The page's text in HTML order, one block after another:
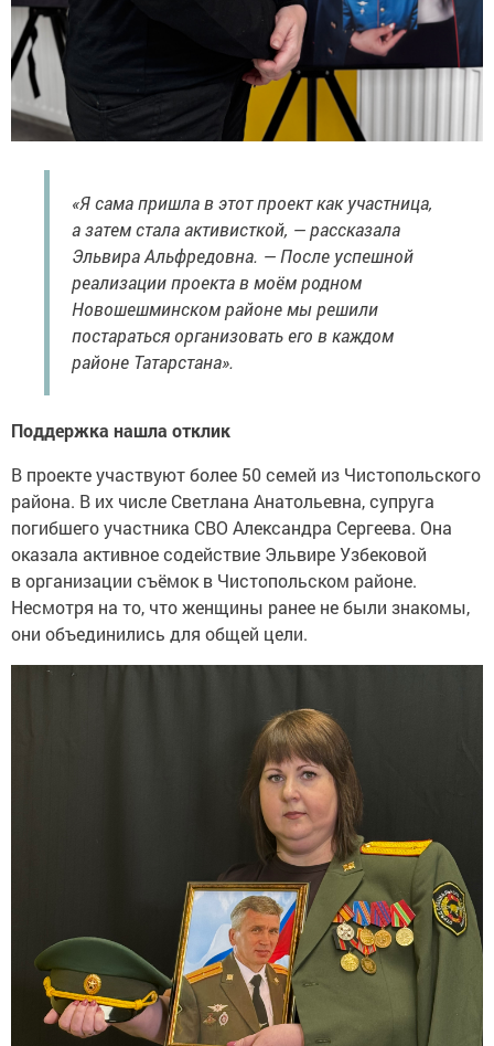
«Я сама пришла в этот проект как участница,
а затем стала активисткой, — рассказала
Эльвира Альфредовна. — После успешной
реализации проекта в моём родном
Новошешминском районе мы решили
постараться организовать его в каждом
районе Татарстана».
Поддержка нашла отклик
В проекте участвуют более 50 семей из Чистопольского
района. В их числе Светлана Анатольевна, супруга
погибшего участника СВО Александра Сергеева. Она
оказала активное содействие Эльвире Узбековой
в организации съёмок в Чистопольском районе.
Несмотря на то, что женщины ранее не были знакомы,
они объединились для общей цели.